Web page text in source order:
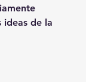
ideas de la